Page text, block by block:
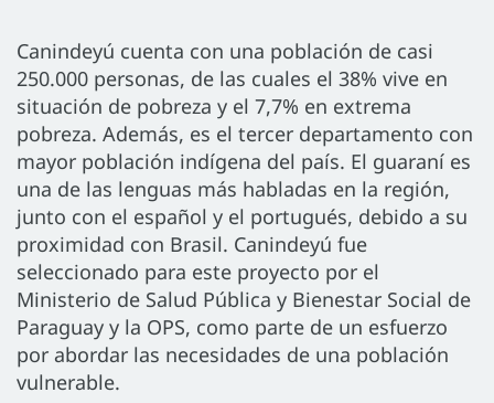
Canindeyú cuenta con una población de casi
250.000 personas, de las cuales el 38% vive en
situación de pobreza y el 7,7% en extrema
pobreza. Además, es el tercer departamento con
mayor población indígena del país. El guaraní es
una de las lenguas más habladas en la región,
junto con el español y el portugués, debido a su
proximidad con Brasil. Canindeyú fue
seleccionado para este proyecto por el
Ministerio de Salud Pública y Bienestar Social de
Paraguay y la OPS, como parte de un esfuerzo
por abordar las necesidades de una población
vulnerable.